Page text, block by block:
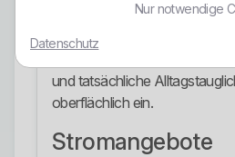
Trotzdem gilt auch hier: Ein
macht noch keinen starken
und tatsächliche
oberflächlich ein.
Stromangebote
Nur notwendige
Datenschutz